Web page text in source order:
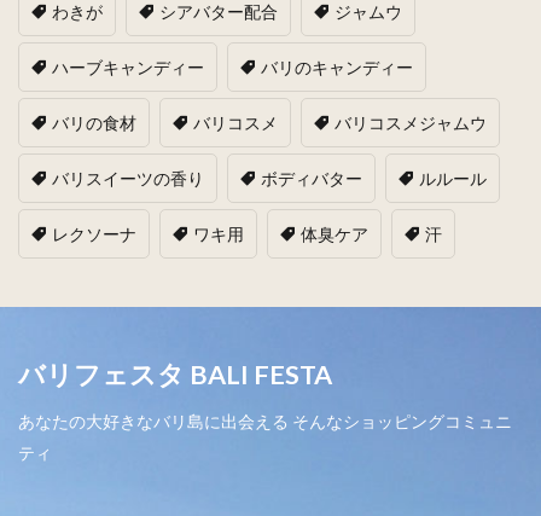
わきが シアバター配合 ジャムウ
ハーブキャンディー バリのキャンディー
バリの食材 バリコスメ バリコスメジャムウ
バリスイーツの香り ボディバター ルルール
レクソーナ ワキ用 体臭ケア 汗
バリフェスタ BALI FESTA
あなたの大好きなバリ島に出会える そんなショッピングコミュニ
ティ